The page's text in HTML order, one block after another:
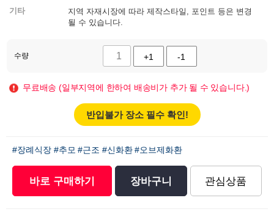
기타
지역 자재시장에 따라 제작스타일, 포인트 등은 변경
될 수 있습니다.
수량 +1 -1
무료배송 (일부지역에 한하여 배송비가 추가 될 수 있습니다.)
반입불가 장소 필수 확인!
#장례식장 #추모 #근조 #신화환 #오브제화환
바로 구매하기 장바구니 관심상품